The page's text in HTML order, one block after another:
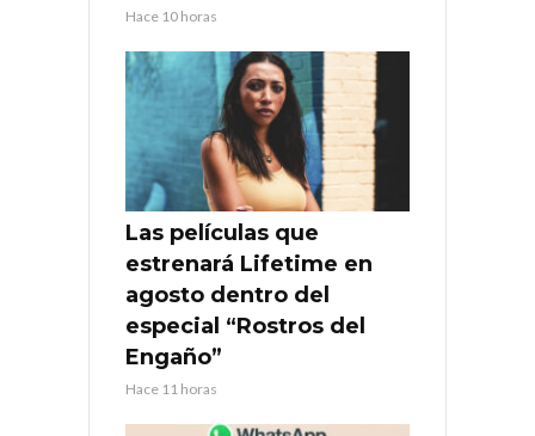
Hace 10 horas
Las películas que
estrenará Lifetime en
agosto dentro del
especial “Rostros del
Engaño”
Hace 11 horas